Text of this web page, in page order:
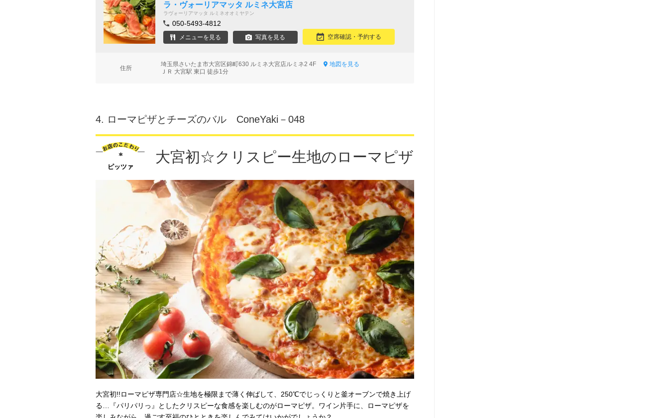
ラ・ヴォーリアマッタ ルミネ大宮店
ラヴォーリアマッタ ルミネオオミヤテン
050-5493-4812
メニューを見る 写真を見る 空席確認・予約する
住所
埼玉県さいたま市大宮区錦町630 ルミネ大宮店ルミネ2 4F
地図を見る
ＪＲ 大宮駅 東口 徒歩1分
4. ローマピザとチーズのバル ConeYaki－048
ピッツァ
大宮初☆クリスピー生地のローマピザ
大宮初!!ローマピザ専門店☆生地を極限まで薄く伸ばして、250℃でじっくりと釜オーブンで焼き上げ
る…『パリパリっ』としたクリスピーな食感を楽しむのがローマピザ。ワイン片手に、ローマピザを